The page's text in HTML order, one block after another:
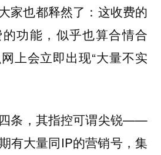
家也都释然了：这收费的
功能，似乎也算合情合
上会立即出现“大量不实
条，其指控可谓尖锐——
有大量同IP的营销号，集